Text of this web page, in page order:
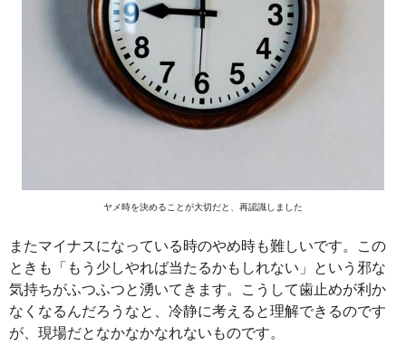
ヤメ時を決めることが大切だと、再認識しました
またマイナスになっている時のやめ時も難しいです。この
ときも「もう少しやれば当たるかもしれない」という邪な
気持ちがふつふつと湧いてきます。こうして歯止めが利か
なくなるんだろうなと、冷静に考えると理解できるのです
が、現場だとなかなかなれないものです。